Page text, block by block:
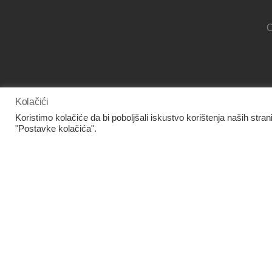
Kolačići
Koristimo kolačiće da bi poboljšali iskustvo korištenja naših
"Postavke kolačića".